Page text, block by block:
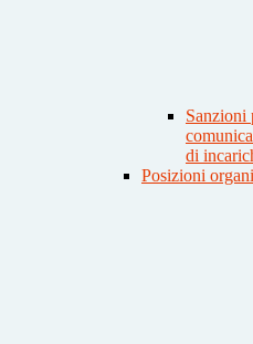
Sanzioni
di
Posizioni